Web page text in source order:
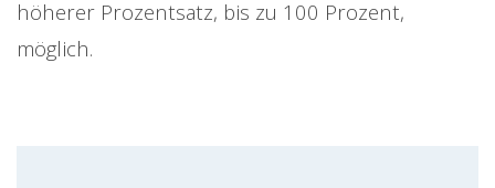
höherer Prozentsatz, bis zu 100 Prozent,
möglich.